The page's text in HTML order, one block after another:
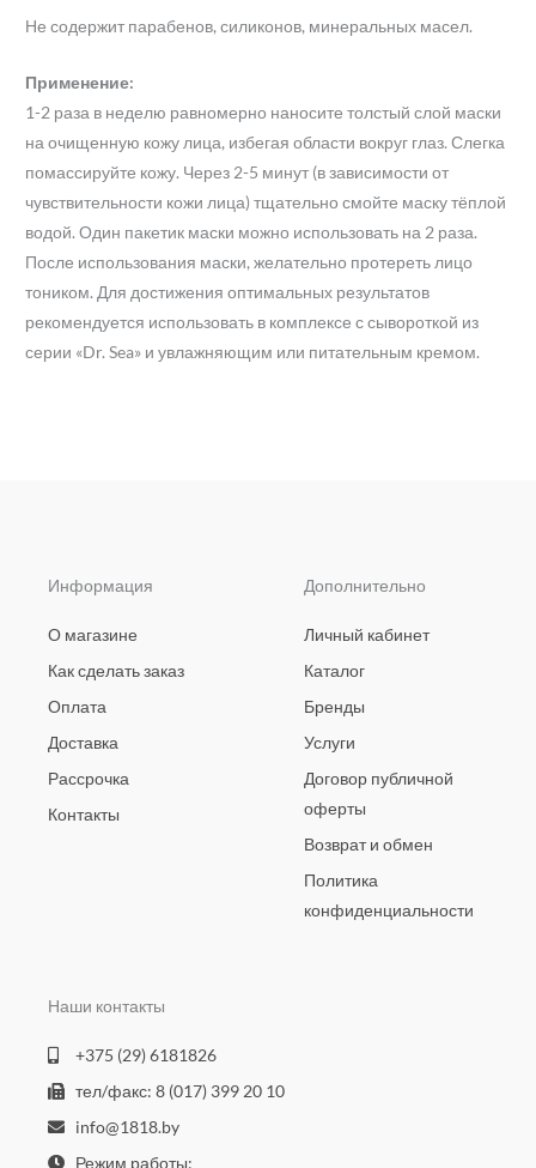
Не содержит парабенов, силиконов, минеральных масел.
Применение:
1-2 раза в неделю равномерно наносите толстый слой маски
на очищенную кожу лица, избегая области вокруг глаз. Слегка
помассируйте кожу. Через 2-5 минут (в зависимости от
чувствительности кожи лица) тщательно смойте маску тёплой
водой. Один пакетик маски можно использовать на 2 раза.
После использования маски, желательно протереть лицо
тоником. Для достижения оптимальных результатов
рекомендуется использовать в комплексе с сывороткой из
серии «Dr. Sea» и увлажняющим или питательным кремом.
Информация
О магазине
Как сделать заказ
Оплата
Доставка
Рассрочка
Контакты
Дополнительно
Личный кабинет
Каталог
Бренды
Услуги
Договор публичной
оферты
Возврат и обмен
Политика
конфиденциальности
Наши контакты
+375 (29) 6181826
тел/факс: 8 (017) 399 20 10
info@1818.by
Режим работы: